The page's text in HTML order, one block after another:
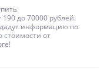
до 70000 рублей.
информацию по
от